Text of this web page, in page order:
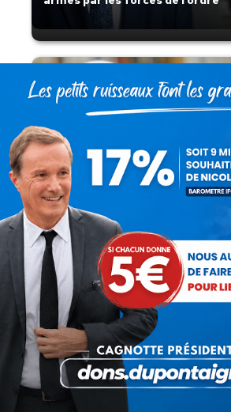
Lorsque tout flambe et que
s’affaisse.
Zinedine Zidane, le retour du